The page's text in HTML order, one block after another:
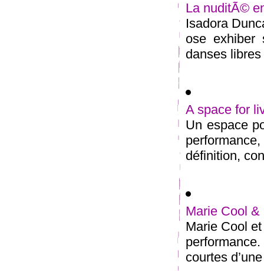
La nuditÃ©
Isadora
ose
danses
A space for
Un espace
définition,
Marie Cool
Marie Cool
courtes